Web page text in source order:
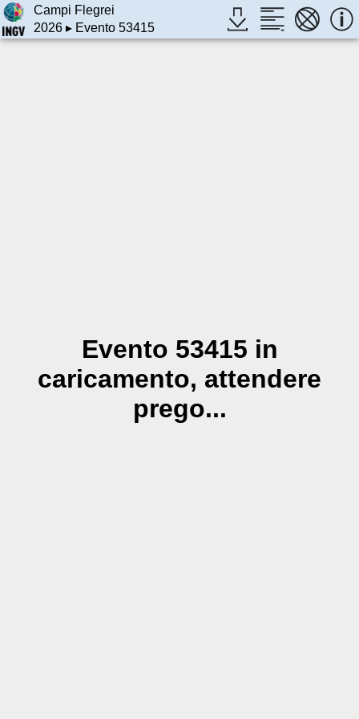
Campi Flegrei
2026▸ Evento 53415
Evento 53415 in
caricamento, attendere
prego...